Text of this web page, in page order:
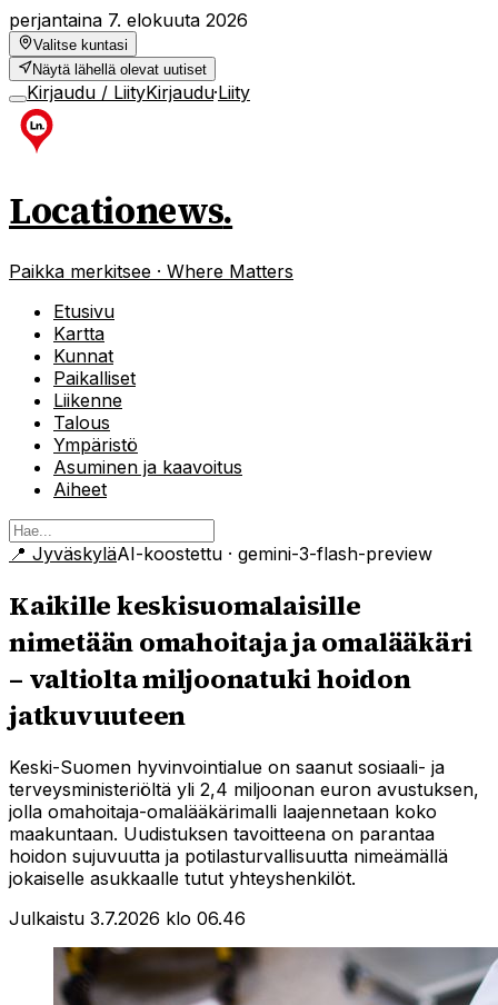
perjantaina 7. elokuuta 2026
Valitse kuntasi
Näytä lähellä olevat uutiset
Kirjaudu / LiityKirjaudu·Liity
Locationews.
Paikka merkitsee · Where Matters
Etusivu
Kartta
Kunnat
Paikalliset
Liikenne
Talous
Ympäristö
Asuminen ja kaavoitus
Aiheet
📍 JyväskyläAI-koostettu · gemini-3-flash-preview
Kaikille keskisuomalaisille
nimetään omahoitaja ja omalääkäri
– valtiolta miljoonatuki hoidon
jatkuvuuteen
Keski-Suomen hyvinvointialue on saanut sosiaali- ja
terveysministeriöltä yli 2,4 miljoonan euron avustuksen,
jolla omahoitaja-omalääkärimalli laajennetaan koko
maakuntaan. Uudistuksen tavoitteena on parantaa
hoidon sujuvuutta ja potilasturvallisuutta nimeämällä
jokaiselle asukkaalle tutut yhteyshenkilöt.
Julkaistu 3.7.2026 klo 06.46